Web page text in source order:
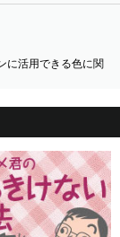
に活用できる色に関